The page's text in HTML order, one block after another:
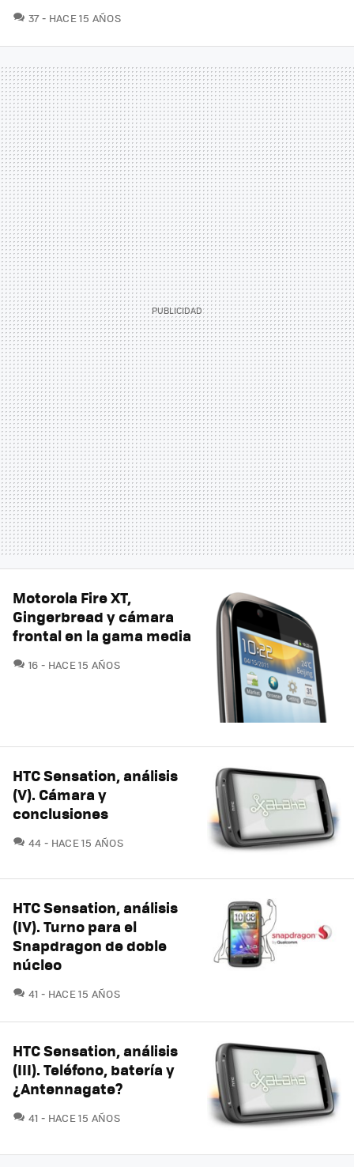
37COMENTARIOS
HACE 15 AÑOS
Motorola Fire XT,
Gingerbread y cámara
frontal en la gama media
16 COMENTARIOS
HACE 15 AÑOS
HTC Sensation, análisis
(V). Cámara y
conclusiones
44 COMENTARIOS
HACE 15 AÑOS
HTC Sensation, análisis
(IV). Turno para el
Snapdragon de doble
núcleo
41 COMENTARIOS
HACE 15 AÑOS
HTC Sensation, análisis
(III). Teléfono, batería y
¿Antennagate?
41 COMENTARIOS
HACE 15 AÑOS